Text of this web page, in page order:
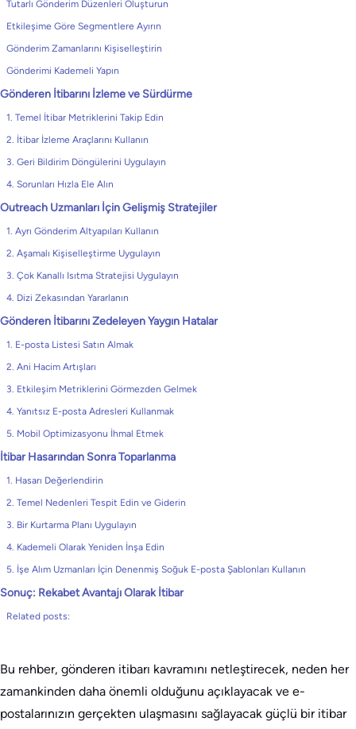
Tutarlı Gönderim Düzenleri Oluşturun
Etkileşime Göre Segmentlere Ayırın
Gönderim Zamanlarını Kişiselleştirin
Gönderimi Kademeli Yapın
Gönderen İtibarını İzleme ve Sürdürme
1. Temel İtibar Metriklerini Takip Edin
2. İtibar İzleme Araçlarını Kullanın
3. Geri Bildirim Döngülerini Uygulayın
4. Sorunları Hızla Ele Alın
Outreach Uzmanları İçin Gelişmiş Stratejiler
1. Ayrı Gönderim Altyapıları Kullanın
2. Aşamalı Kişiselleştirme Uygulayın
3. Çok Kanallı Isıtma Stratejisi Uygulayın
4. Dizi Zekasından Yararlanın
Gönderen İtibarını Zedeleyen Yaygın Hatalar
1. E-posta Listesi Satın Almak
2. Ani Hacim Artışları
3. Etkileşim Metriklerini Görmezden Gelmek
4. Yanıtsız E-posta Adresleri Kullanmak
5. Mobil Optimizasyonu İhmal Etmek
İtibar Hasarından Sonra Toparlanma
1. Hasarı Değerlendirin
2. Temel Nedenleri Tespit Edin ve Giderin
3. Bir Kurtarma Planı Uygulayın
4. Kademeli Olarak Yeniden İnşa Edin
5. İşe Alım Uzmanları İçin Denenmiş Soğuk E-posta Şablonları Kullanın
Sonuç: Rekabet Avantajı Olarak İtibar
Related posts:
Bu rehber, gönderen itibarı kavramını netleştirecek, neden her
zamankinden daha önemli olduğunu açıklayacak ve e-
postalarınızın gerçekten ulaşmasını sağlayacak güçlü bir itibar